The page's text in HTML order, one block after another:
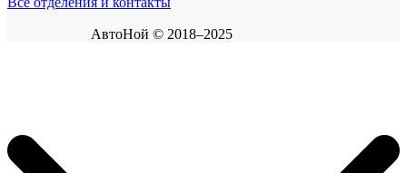
АвтоНой © 2018–2025